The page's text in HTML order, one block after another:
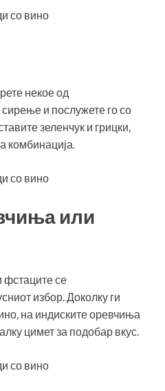
некое од
и послужете го со
зеленчук и грицки,
комбинација.
или
фстаците се
избор. Доколку ги
на индиските оревчиња
цимет за подобар вкус.